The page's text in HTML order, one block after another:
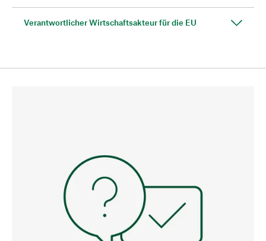
Verantwortlicher Wirtschaftsakteur für die EU